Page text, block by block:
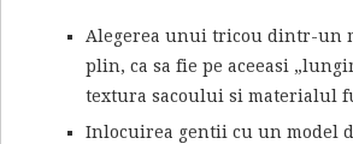
Alegerea unui tricou dintr-un
plin, ca sa fie pe aceeasi
textura sacoului si materialul
Inlocuirea gentii cu un model